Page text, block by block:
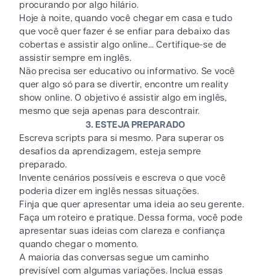
procurando por algo hilário.
Hoje à noite, quando você chegar em casa e tudo
que você quer fazer é se enfiar para debaixo das
cobertas e assistir algo online… Certifique-se de
assistir sempre em inglês.
Não precisa ser educativo ou informativo. Se você
quer algo só para se divertir, encontre um reality
show online. O objetivo é assistir algo em inglês,
mesmo que seja apenas para descontrair.
3. ESTEJA PREPARADO
Escreva scripts para si mesmo. Para superar os
desafios da aprendizagem, esteja sempre
preparado.
Invente cenários possíveis e escreva o que você
poderia dizer em inglês nessas situações.
Finja que quer apresentar uma ideia ao seu gerente.
Faça um roteiro e pratique. Dessa forma, você pode
apresentar suas ideias com clareza e confiança
quando chegar o momento.
A maioria das conversas segue um caminho
previsível com algumas variações. Inclua essas